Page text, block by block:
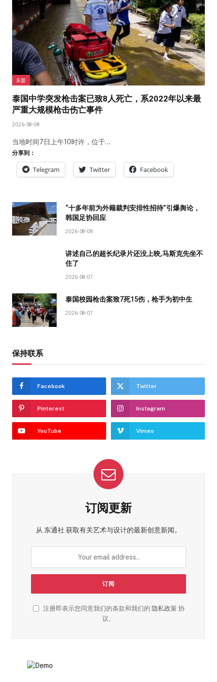
东盟
泰国中学突发枪击案已致8人死亡，系2022年以来最
严重大规模枪击伤亡事件
2026-08-08
当地时间7日上午10时许，位于…
分享到：
Telegram Twitter Facebook
“十多年前为外籍裁判安排性招待”引爆舆论，
韩国足协回应
2026-08-08
讲述自己的超长纪录片还没上映,马斯克先坐不
住了
2026-08-07
泰国校园枪击案致7死15伤，枪手为初中生
2026-08-07
保持联系
Facebook Twitter
Pinterest Instagram
YouTube Vimeo
订阅更新
从 东通社 获取有关艺术与设计的最新创意新闻。
注册即表示您同意我们的条款和我们的 隐私政策协
议。